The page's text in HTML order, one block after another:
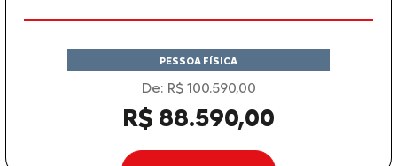
PESSOA FÍSICA
De: R$ 100.590,00
R$ 88.590,00